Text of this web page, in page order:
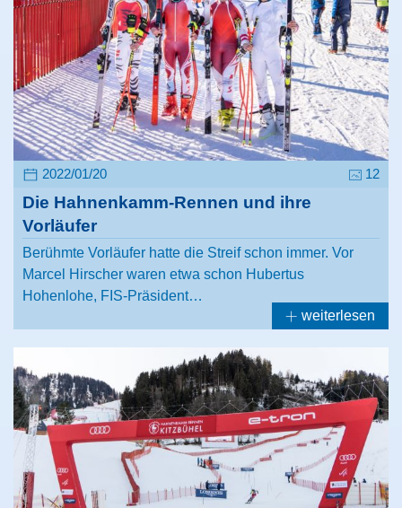
2022/01/20 12
Die Hahnenkamm-Rennen und ihre
Vorläufer
Berühmte Vorläufer hatte die Streif schon immer. Vor
Marcel Hirscher waren etwa schon Hubertus
Hohenlohe, FIS-Präsident…
weiterlesen